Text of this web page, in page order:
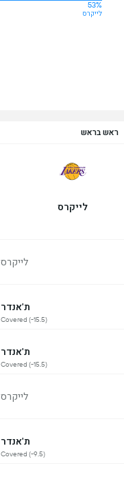
53%
לייקרס
ראש בראש
לייקרס
לייקרס
ת'אנדר
Covered (-15.5)
ת'אנדר
Covered (-15.5)
לייקרס
ת'אנדר
Covered (-9.5)